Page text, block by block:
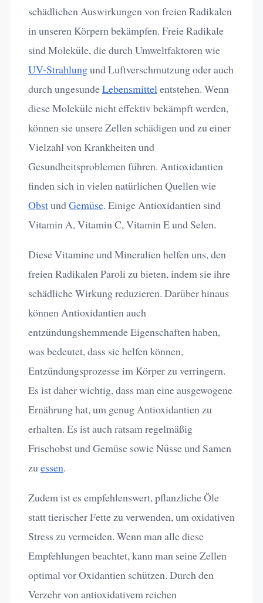
schädlichen Auswirkungen von freien Radikalen
in unseren Körpern bekämpfen. Freie Radikale
sind Moleküle, die durch Umweltfaktoren wie
UV-Strahlungund Luftverschmutzung oder auch
durch ungesundeLebensmittelentstehen. Wenn
diese Moleküle nicht effektiv bekämpft werden,
können sie unsere Zellen schädigen und zu einer
Vielzahl von Krankheiten und
Gesundheitsproblemen führen. Antioxidantien
finden sich in vielen natürlichen Quellen wie
ObstundGemüse. Einige Antioxidantien sind
Vitamin A, Vitamin C, Vitamin E und Selen.
Diese Vitamine und Mineralien helfen uns, den
freien Radikalen Paroli zu bieten, indem sie ihre
schädliche Wirkung reduzieren. Darüber hinaus
können Antioxidantien auch
entzündungshemmende Eigenschaften haben,
was bedeutet, dass sie helfen können,
Entzündungsprozesse im Körper zu verringern.
Es ist daher wichtig, dass man eine ausgewogene
Ernährung hat, um genug Antioxidantien zu
erhalten. Es ist auch ratsam regelmäßig
Frischobst und Gemüse sowie Nüsse und Samen
zuessen.
Zudem ist es empfehlenswert, pflanzliche Öle
statt tierischer Fette zu verwenden, um oxidativen
Stress zu vermeiden. Wenn man alle diese
Empfehlungen beachtet, kann man seine Zellen
optimal vor Oxidantien schützen. Durch den
Verzehr von antioxidativem reichen